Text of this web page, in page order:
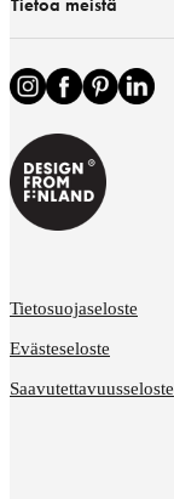
Tietosuojaseloste
Evästeseloste
Saavutettavuusseloste